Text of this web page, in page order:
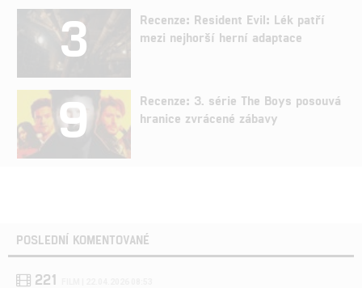
3
Recenze: Resident Evil: Lék patří
mezi nejhorší herní adaptace
9
Recenze: 3. série The Boys posouvá
hranice zvrácené zábavy
POSLEDNÍ KOMENTOVANÉ
221